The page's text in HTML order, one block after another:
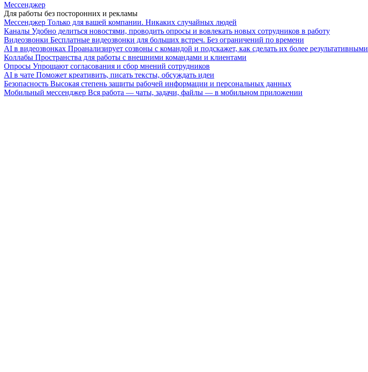
Мессенджер
Для работы без посторонних и рекламы
Мессенджер Только для вашей компании. Никаких случайных людей
Каналы Удобно делиться новостями, проводить опросы и вовлекать новых сотрудников в работу
Видеозвонки Бесплатные видеозвонки для больших встреч. Без ограничений по времени
AI в видеозвонках Проанализирует созвоны с командой и подскажет, как сделать их более результативными
Коллабы Пространства для работы с внешними командами и клиентами
Опросы Упрощают согласования и сбор мнений сотрудников
AI в чате Поможет креативить, писать тексты, обсуждать идеи
Безопасность Высокая степень защиты рабочей информации и персональных данных
Мобильный мессенджер Вся работа — чаты, задачи, файлы — в мобильном приложении